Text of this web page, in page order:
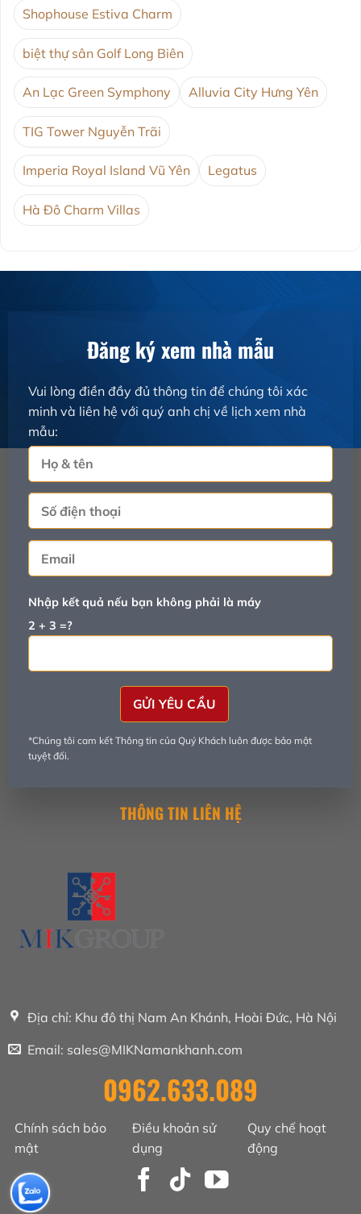
Shophouse Estiva Charm
biệt thự sân Golf Long Biên
An Lạc Green Symphony Alluvia City Hưng Yên
TIG Tower Nguyễn Trãi
Imperia Royal Island Vũ Yên Legatus
Hà Đô Charm Villas
THÔNG TIN LIÊN HỆ
Địa chỉ: Khu đô thị Nam An Khánh, Hoài Đức, Hà Nội
Email: sales@MIKNamankhanh.com
0962.633.089
Chính sách bảo
mật
Điều khoản sử
dụng
Quy chế hoạt
động
Đăng ký xem nhà mẫu
Vui lòng điền đầy đủ thông tin để chúng tôi xác
minh và liên hệ với quý anh chị về lịch xem nhà
mẫu:
Nhập kết quả nếu bạn không phải là máy
2 + 3 =?
*Chúng tôi cam kết Thông tin của Quý Khách luôn được bảo mật
tuyệt đối.